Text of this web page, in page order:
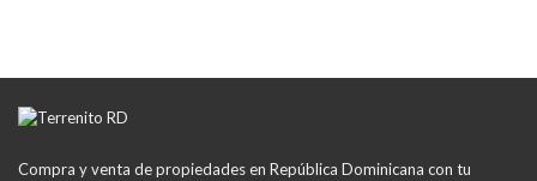
Compra y venta de propiedades en República Dominicana con tu